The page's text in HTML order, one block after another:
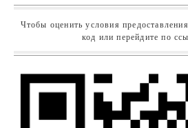
Чтобы оценить условия
код или перейдите по